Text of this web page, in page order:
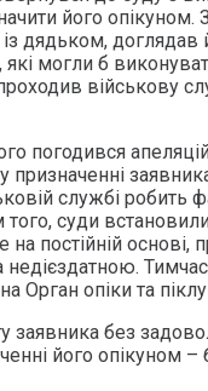
його
дядьком, доглядав
могли б
військову
погодився
службі робить
суди
на постійній основі,
Орган опіки та
без
його опікуном